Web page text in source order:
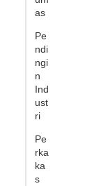
as
Pe
ndi
ngi
n
Ind
ust
ri
Pe
rka
ka
s